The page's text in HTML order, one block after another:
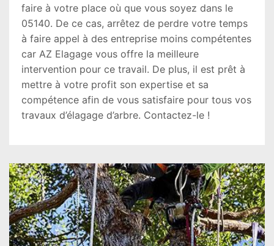
faire à votre place où que vous soyez dans le
05140. De ce cas, arrêtez de perdre votre temps
à faire appel à des entreprise moins compétentes
car AZ Elagage vous offre la meilleure
intervention pour ce travail. De plus, il est prêt à
mettre à votre profit son expertise et sa
compétence afin de vous satisfaire pour tous vos
travaux d’élagage d’arbre. Contactez-le !